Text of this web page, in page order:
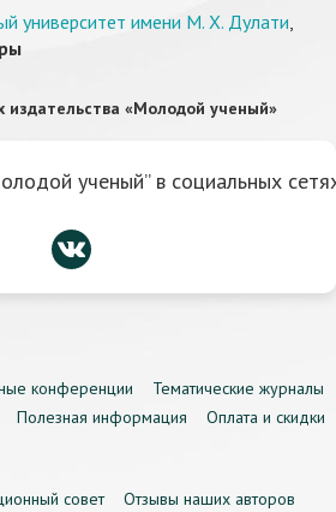
университет имени М. Х. Дулати,
издательства «Молодой ученый»
ученый” в социальных
конференции
Тематические журналы
Полезная информация
Оплата и скидки
совет Отзывы наших авторов